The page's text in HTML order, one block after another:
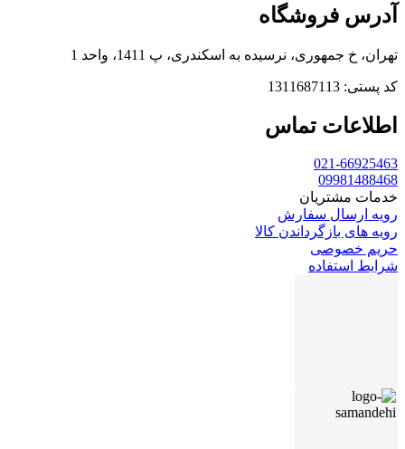
آدرس فروشگاه
تهران، خ جمهوری، نرسیده به اسکندری، پ 1411، واحد 1
کد پستی: 1311687113
اطلاعات تماس
021-66925463
09981488468
خدمات مشتریان
رویه ارسال سفارش
رویه های بازگرداندن کالا
حریم خصوصی
شرایط استفاده